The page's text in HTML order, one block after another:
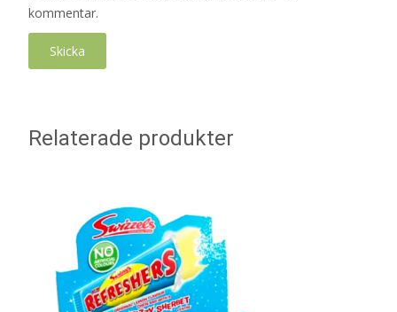
kommentar.
Relaterade produkter